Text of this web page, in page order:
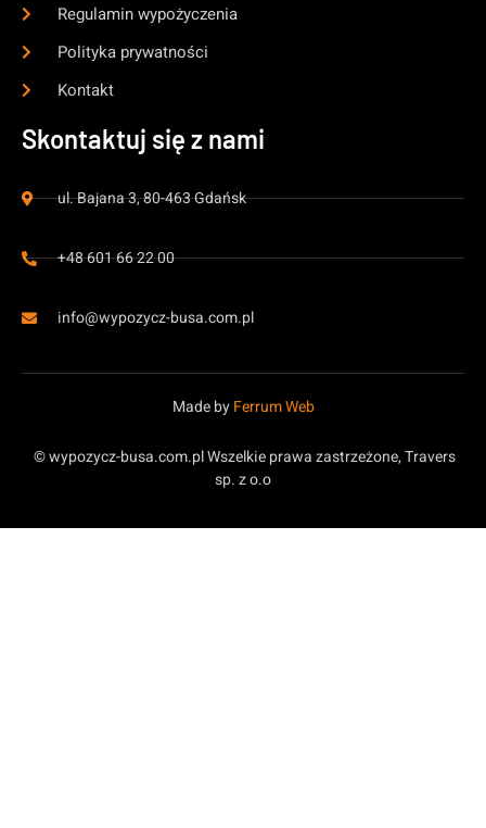
Regulamin wypożyczenia
Polityka prywatności
Kontakt
Skontaktuj się z nami
ul. Bajana 3, 80-463 Gdańsk
+48 601 66 22 00
info@wypozycz-busa.com.pl
Made byFerrum Web
© wypozycz-busa.com.pl Wszelkie prawa zastrzeżone, Travers
sp. z o.o